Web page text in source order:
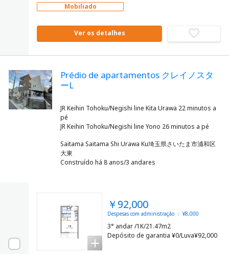
Mobiliado
Ver os detalhes
Prédio de apartamentos クレイノスタ
ーL
JR Keihin Tohoku/Negishi line Kita Urawa 22 minutos a
pé
Saitama Saitama Shi Urawa Ku埼玉県さいたま市浦和区
大東
Construído há 8 anos/3 andares
￥92,000
Despesas com administração ： ¥8,000
3° andar /1K/21.47m2
Depósito de garantia ¥0/Luva¥92,000